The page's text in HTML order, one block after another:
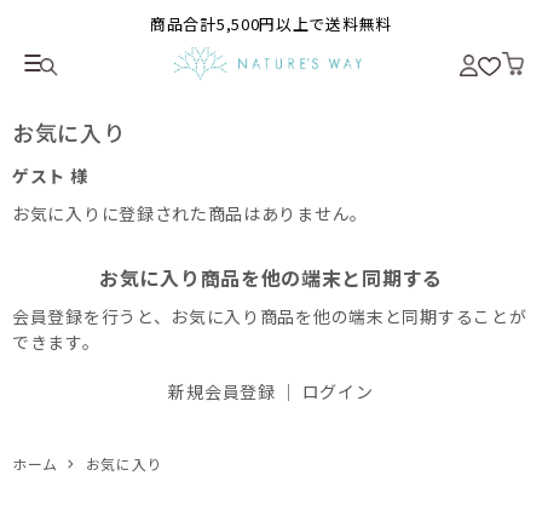
商品合計5,500円以上で送料無料
お気に入り
ゲスト 様
お気に入りに登録された商品はありません。
ホーム お気に入り
お気に入り商品を他の端末と同期する
会員登録を行うと、お気に入り商品を他の端末と同期することが
できます。
新規会員登録 ｜ ログイン